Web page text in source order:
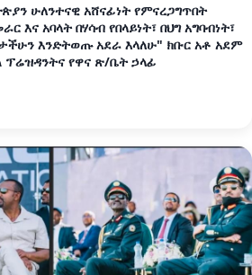
ሁለንተናዊ አሸናፊነት የምናረጋግጥበት
እና አባላት በሃሳብ የበላይነት፣ በህግ አግባብነት፣
እንድትወጡ አደራ እላለሁ" ክቡር አቶ አደም
ፕሬዝዳንትና የዋና ጽ/ቤት ኃላፊ